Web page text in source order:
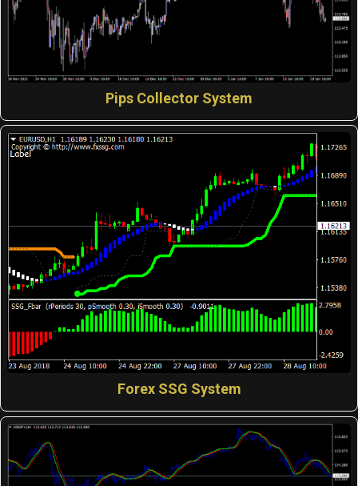
Pips Collector System
Forex SSG System